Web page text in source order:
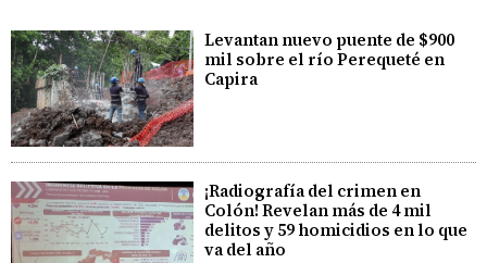
Levantan nuevo puente de $900
mil sobre el río Perequeté en
Capira
¡Radiografía del crimen en
Colón! Revelan más de 4 mil
delitos y 59 homicidios en lo que
va del año